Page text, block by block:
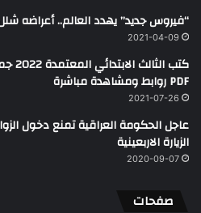
“فيروس جديد” يهدد العالم.. أعراضه
2021-04-09
PDF روابط ومشاهدة مباشرة
2021-07-26
عاجل الحكومة العراقية تمنع دخول
الزيارة الاربعينية
2020-09-07
صفحات